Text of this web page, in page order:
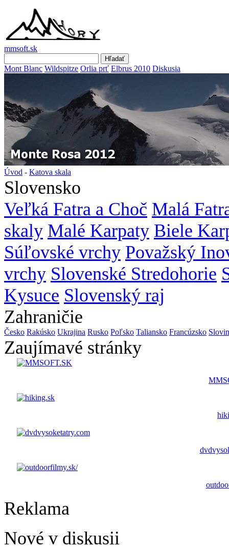
mmsoft.sk
Mont Blanc Wildspitze Orlia prť Elbrus 2010 Diskusia
Úvod - Katova skala
Slovensko
Veľká Fatra a Choč Malá
skaly Malé Karpaty Biele
Súľovské vrchy Považský
vrchy Slovenské Stredohorie
Kysuce Slovenský raj
Zahraničie
Česko Rakúsko Ukrajina Rusko Poľsko Taliansko Francúzsko
Zaujímavé stránky
Reklama
Nové v diskusii